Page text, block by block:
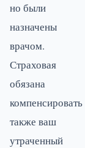
но были
назначены
врачом.
Страховая
обязана
компенсировать
также ваш
утраченный